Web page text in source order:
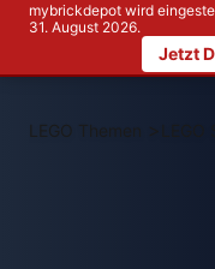
mybrickdepot wird
31. August 2026.
Jetzt
LEGO Themen >